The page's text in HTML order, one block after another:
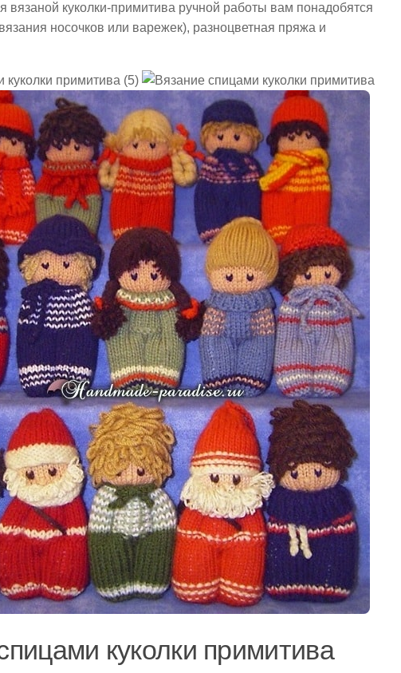
вязаной куколки-примитива ручной работы вам понадобятся
носочков или варежек), разноцветная пряжа и
куколки примитива